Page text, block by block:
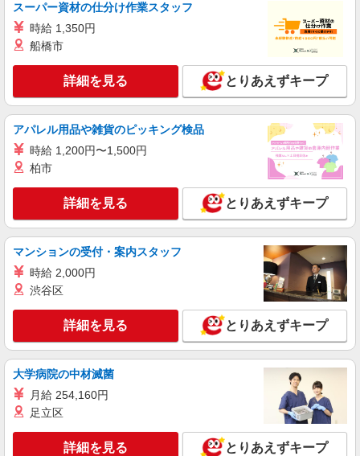
時給1550円〜2187円 ＜日払い有/週払い有/交
キープ 詳細を見る
株式会社kotrio /●KY-H-1991546
七条＊グループホームSTAFF＊生活のサポー
時給1550円〜2187円 ＜日払い有/週払い有/交
通費全支給(ガソリン代含む)＞
京都市東山区内//七条駅周辺
キープ 詳細を見る
派遣社員
株式会社kotrio /●KY-H-1869300
高収入★日収1.2万〜！シニア向けマンション
STAFF＠車椅子補助等
時給1450円〜2187円 ＜日払い有/週払い有/交
通費全支給(ガソリン代含む)＞
京都市東山区｜最寄り駅：東福寺
詳細を見る
スーパー資材の仕分け作業スタッフ
時給 1,350円
船橋市
詳細を見る とりあえずキープ
アパレル用品や雑貨のピッキング検品
時給 1,200円〜1,500円
柏市
詳細を見る とりあえずキープ
マンションの受付・案内スタッフ
時給 2,000円
渋谷区
詳細を見る とりあえずキープ
大学病院の中材滅菌
月給 254,160円
足立区
詳細を見る とりあえずキープ